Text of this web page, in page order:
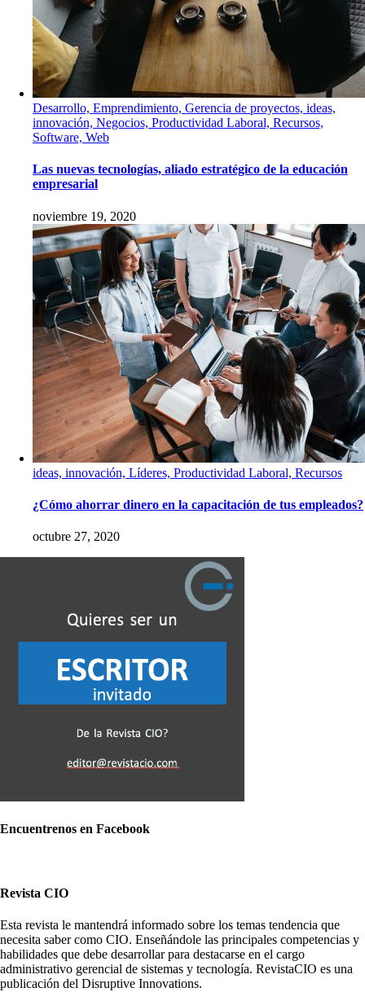
Desarrollo, Emprendimiento, Gerencia de proyectos, ideas,
innovación, Negocios, Productividad Laboral, Recursos,
Software, Web
Las nuevas tecnologías, aliado estratégico de la educación
empresarial
noviembre 19, 2020
ideas, innovación, Líderes, Productividad Laboral, Recursos
¿Cómo ahorrar dinero en la capacitación de tus empleados?
octubre 27, 2020
Encuentrenos en Facebook
Revista CIO
Esta revista le mantendrá informado sobre los temas tendencia que
necesita saber como CIO. Enseñándole las principales competencias y
habilidades que debe desarrollar para destacarse en el cargo
administrativo gerencial de sistemas y tecnología. RevistaCIO es una
publicación del Disruptive Innovations.